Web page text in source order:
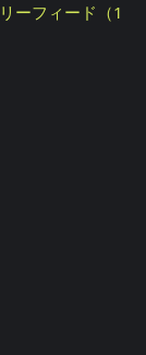
ーフィード（1